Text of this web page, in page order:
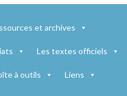
et archives
Les textes officiels
à outils Liens